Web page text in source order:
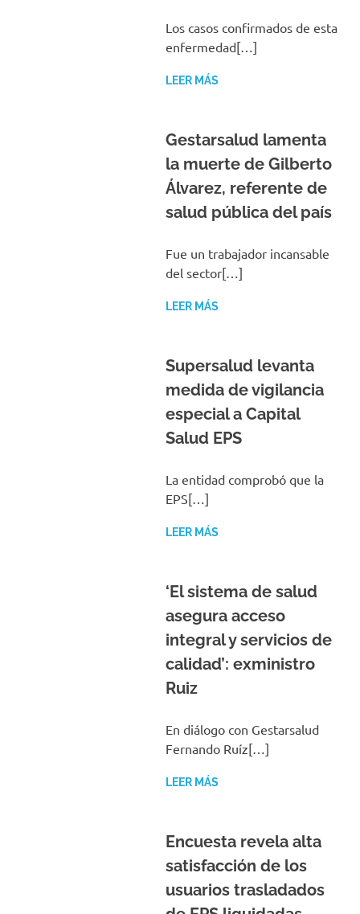
Los casos confirmados de esta
enfermedad[…]
LEER MÁS
Gestarsalud lamenta
la muerte de Gilberto
Álvarez, referente de
salud pública del país
Fue un trabajador incansable
del sector[…]
LEER MÁS
Supersalud levanta
medida de vigilancia
especial a Capital
Salud EPS
La entidad comprobó que la
EPS[…]
LEER MÁS
‘El sistema de salud
asegura acceso
integral y servicios de
calidad’: exministro
Ruiz
En diálogo con Gestarsalud
Fernando Ruíz[…]
LEER MÁS
Encuesta revela alta
satisfacción de los
usuarios trasladados